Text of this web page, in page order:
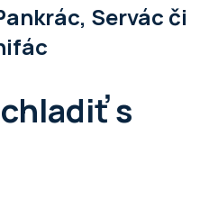
Servác či
s